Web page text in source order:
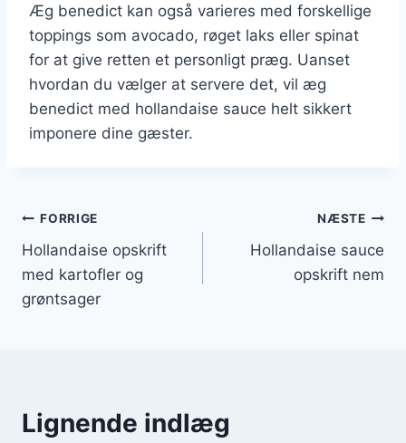
Æg benedict kan også varieres med forskellige
toppings som avocado, røget laks eller spinat
for at give retten et personligt præg. Uanset
hvordan du vælger at servere det, vil æg
benedict med hollandaise sauce helt sikkert
imponere dine gæster.
Indlægsnavigation
FORRIGE
Hollandaise opskrift
med kartofler og
grøntsager
NÆSTE
Hollandaise sauce
opskrift nem
Lignende indlæg